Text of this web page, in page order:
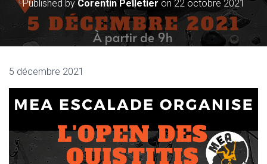
Published byCorentin Pelletier on 22 octobre 2021
5 décembre 2021